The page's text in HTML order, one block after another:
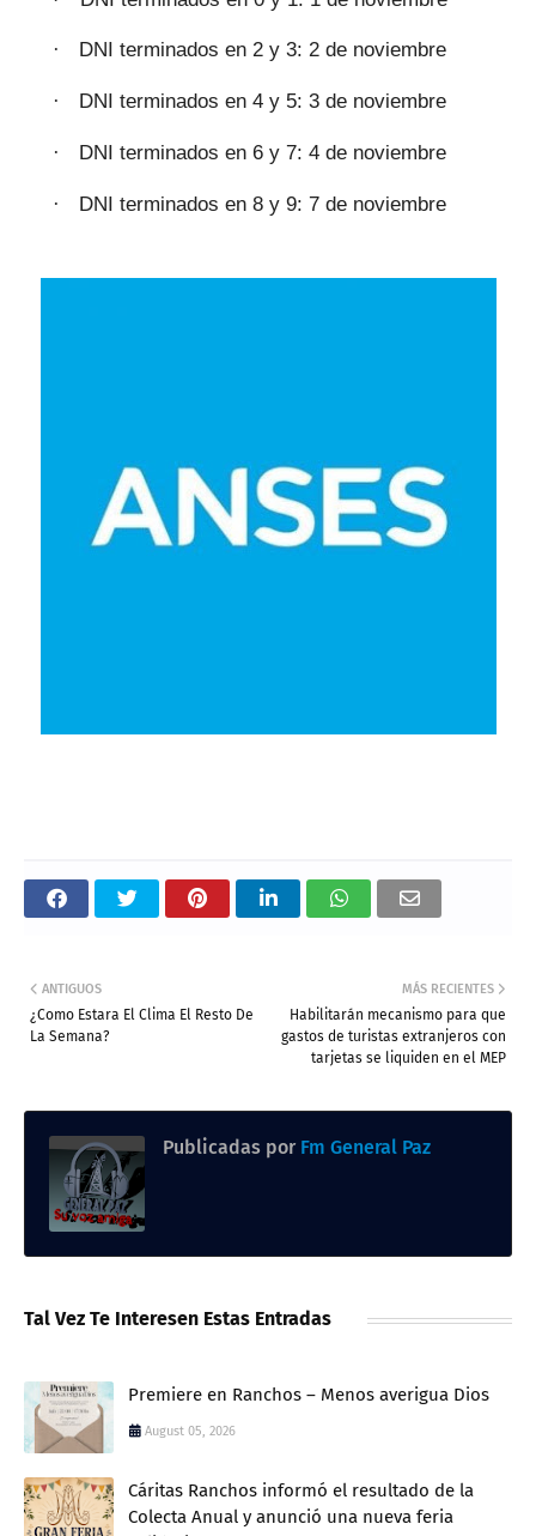
· DNI terminados en 2 y 3: 2 de noviembre
· DNI terminados en 4 y 5: 3 de noviembre
· DNI terminados en 6 y 7: 4 de noviembre
· DNI terminados en 8 y 9: 7 de noviembre
MÁS RECIENTES
Habilitarán mecanismo para que
gastos de turistas extranjeros con
tarjetas se liquiden en el MEP
ANTIGUOS
¿Como Estara El Clima El Resto De
La Semana?
Publicadas por Fm General Paz
Tal Vez Te Interesen Estas Entradas
Premiere en Ranchos – Menos averigua Dios
August 05, 2026
Cáritas Ranchos informó el resultado de la
Colecta Anual y anunció una nueva feria